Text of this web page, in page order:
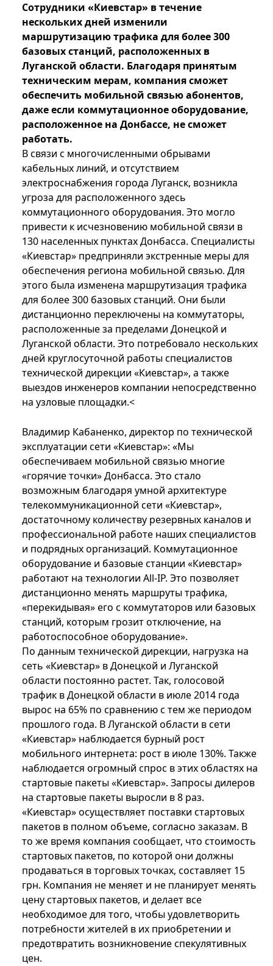
Сотрудники «Киевстар» в течение
нескольких дней изменили
маршрутизацию трафика для более 300
базовых станций, расположенных в
Луганской области. Благодаря принятым
техническим мерам, компания сможет
обеспечить мобильной связью абонентов,
даже если коммутационное оборудование,
расположенное на Донбассе, не сможет
работать.
В связи с многочисленными обрывами
кабельных линий, и отсутствием
электроснабжения города Луганск, возникла
угроза для расположенного здесь
коммутационного оборудования. Это могло
привести к исчезновению мобильной связи в
130 населенных пунктах Донбасса. Специалисты
«Киевстар» предприняли экстренные меры для
обеспечения региона мобильной связью. Для
этого была изменена маршрутизация трафика
для более 300 базовых станций. Они были
дистанционно переключены на коммутаторы,
расположенные за пределами Донецкой и
Луганской области. Это потребовало нескольких
дней круглосуточной работы специалистов
технической дирекции «Киевстар», а также
выездов инженеров компании непосредственно
на узловые площадки.<
Владимир Кабаненко, директор по технической
эксплуатации сети «Киевстар»: «Мы
обеспечиваем мобильной связью многие
«горячие точки» Донбасса. Это стало
возможным благодаря умной архитектуре
телекоммуникационной сети «Киевстар»,
достаточному количеству резервных каналов и
профессиональной работе наших специалистов
и подрядных организаций. Коммутационное
оборудование и базовые станции «Киевстар»
работают на технологии All-IP. Это позволяет
дистанционно менять маршруты трафика,
«перекидывая» его с коммутаторов или базовых
станций, которым грозит отключение, на
работоспособное оборудование».
По данным технической дирекции, нагрузка на
сеть «Киевстар» в Донецкой и Луганской
области постоянно растет. Так, голосовой
трафик в Донецкой области в июле 2014 года
вырос на 65% по сравнению с тем же периодом
прошлого года. В Луганской области в сети
«Киевстар» наблюдается бурный рост
мобильного интернета: рост в июле 130%. Также
наблюдается огромный спрос в этих областях на
стартовые пакеты «Киевстар». Запросы дилеров
на стартовые пакеты выросли в 8 раз.
«Киевстар» осуществляет поставки стартовых
пакетов в полном объеме, согласно заказам. В
то же время компания сообщает, что стоимость
стартовых пакетов, по которой они должны
продаваться в торговых точках, составляет 15
грн. Компания не меняет и не планирует менять
цену стартовых пакетов, и делает все
необходимое для того, чтобы удовлетворить
потребности жителей в их приобретении и
предотвратить возникновение спекулятивных
цен.